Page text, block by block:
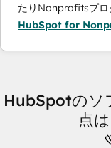
たりNonprofitsプロ
HubSpot for
HubSpotのソ
点